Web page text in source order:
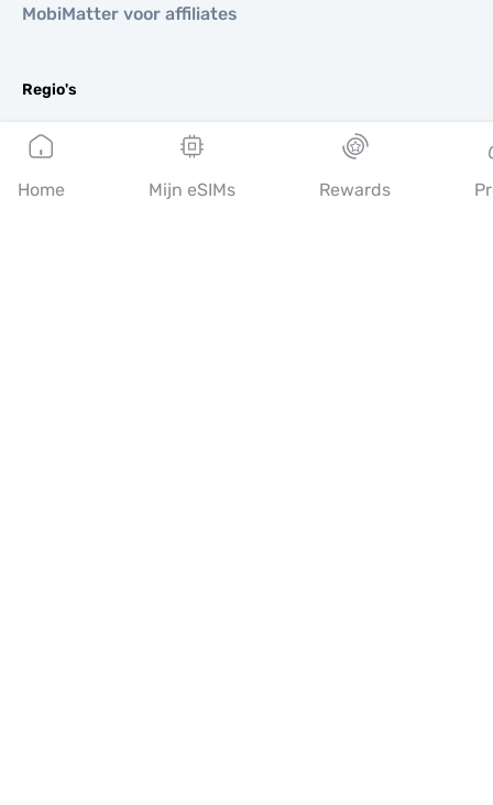
MobiMatter voor affiliates
Regio's
eSIM voor Europa
eSIM voor Azië
eSIM voor Amerika
Home Mijn eSIMs Rewards